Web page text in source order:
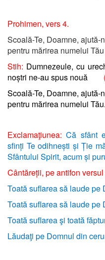
Prohimen, vers 4.
Scoală-Te, Doamne,
pentru mărirea numelui Tău
Stih: Dumnezeule, cu
noștri ne-au spus nouă
Scoală-Te, Doamne,
pentru mărirea numelui Tău.
Exclamaţiunea: Că sfânt
sfinți Te odihnești și Ție
Sfântului Spirit, acum și
Cântăreții, pe antifon versul
Toată suflarea să laude pe
Toată suflarea să laude pe
Toată suflarea şi toată
Lăudaţi pe Domnul din